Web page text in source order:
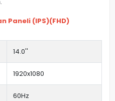
Paneli (IPS)(FHD)
14.0''
1920x1080
60Hz